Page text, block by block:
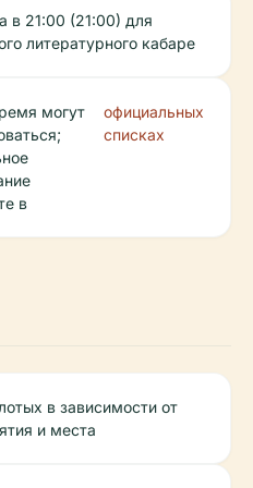
в 21:00 (21:00) для
литературного кабаре
могут
в
официальных
списках
в зависимости от
и места